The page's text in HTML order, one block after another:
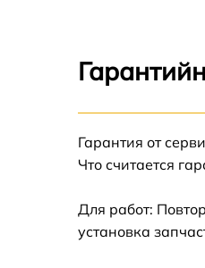
Замена
3T323 6
Замена
Гарантия от
Что считается
Для работ:
установка